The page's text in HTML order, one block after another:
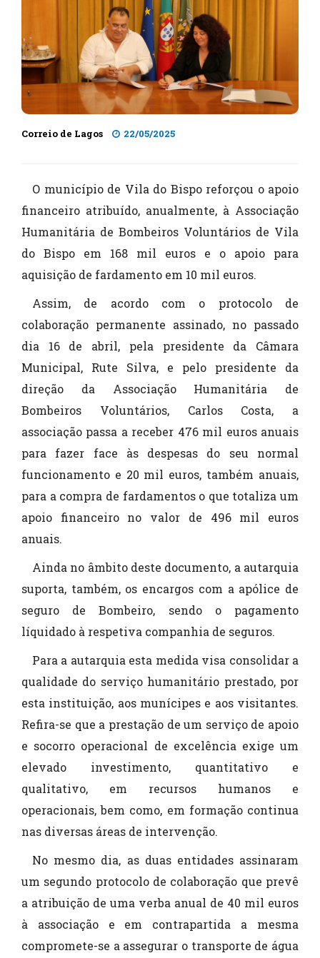
Correio de Lagos 22/05/2025
O município de Vila do Bispo reforçou o apoio
financeiro atribuído, anualmente, à Associação
Humanitária de Bombeiros Voluntários de Vila
do Bispo em 168 mil euros e o apoio para
aquisição de fardamento em 10 mil euros.
Assim, de acordo com o protocolo de
colaboração permanente assinado, no passado
dia 16 de abril, pela presidente da Câmara
Municipal, Rute Silva, e pelo presidente da
direção da Associação Humanitária de
Bombeiros Voluntários, Carlos Costa, a
associação passa a receber 476 mil euros anuais
para fazer face às despesas do seu normal
funcionamento e 20 mil euros, também anuais,
para a compra de fardamentos o que totaliza um
apoio financeiro no valor de 496 mil euros
anuais.
Ainda no âmbito deste documento, a autarquia
suporta, também, os encargos com a apólice de
seguro de Bombeiro, sendo o pagamento
líquidado à respetiva companhia de seguros.
Para a autarquia esta medida visa consolidar a
qualidade do serviço humanitário prestado, por
esta instituição, aos munícipes e aos visitantes.
Refira-se que a prestação de um serviço de apoio
e socorro operacional de excelência exige um
elevado investimento, quantitativo e
qualitativo, em recursos humanos e
operacionais, bem como, em formação continua
nas diversas áreas de intervenção.
No mesmo dia, as duas entidades assinaram
um segundo protocolo de colaboração que prevê
a atribuição de uma verba anual de 40 mil euros
à associação e em contrapartida a mesma
compromete-se a assegurar o transporte de água